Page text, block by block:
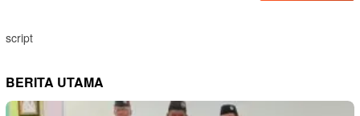
script
BERITA UTAMA